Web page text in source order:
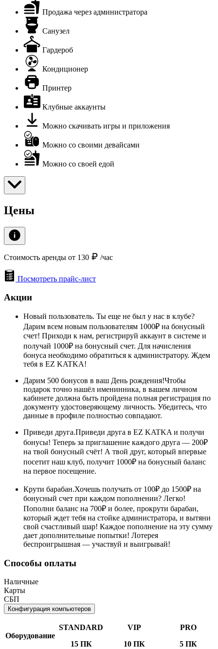
Продажа через администратора
Санузел
Гардероб
Кондиционер
Принтер
Клубные аккаунты
Можно скачивать игры и приложения
Можно со своими девайсами
Можно со своей едой
Цены
Стоимость аренды от 130 /час
Посмотреть прайс-лист
Акции
Новый пользователь. Ты еще не был у нас в клубе?
Дарим всем новым пользователям 1000₽ на бонусный
счет! Приходи к нам, регистрируй аккаунт в системе и
получай 1000₽ на бонусный счет. Для начисления
бонуса необходимо обратиться к администратору. Ждем
тебя в EZ KATKA!
Дарим 500 бонусов в ваш День рождения!Чтобы
подарок точно нашёл именинника, в вашем личном
кабинете должна быть пройдена полная регистрация по
документу удостоверяющему личность. Убедитесь, что
данные в профиле полностью совпадают.
Приведи друга.Приведи друга в EZ KATKA и получи
бонусы! Теперь за приглашение каждого друга — 200₽
на твой бонусный счёт! А твой друг, который впервые
посетит наш клуб, получит 1000₽ на бонусный баланс
на первое посещение.
Крути барабан.Хочешь получать от 100₽ до 1500₽ на
бонусный счет при каждом пополнении? Легко!
Пополни баланс на 700₽ и более, прокрути барабан,
который ждет тебя на стойке администратора, и вытяни
свой счастливый шар! Каждое пополнение на эту сумму
дает дополнительные попытки! Лотерея
беспроигрышная — участвуй и выигрывай!
Способы оплаты
Наличные
Карты
СБП
Конфигурация компьютеров
Оборудование
STANDARD
15 ПК
VIP
10 ПК
PRO
5 ПК